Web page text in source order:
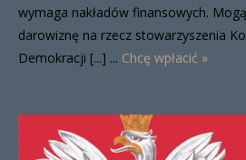
wymaga nakładów finansowych.
darowiznę na rzecz stowarzyszenia
Demokracji [...] ... Chcę wpłacić »